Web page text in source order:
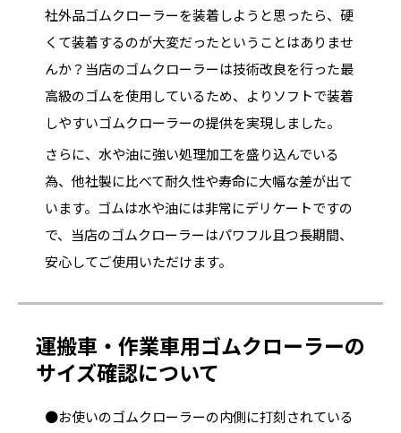
社外品ゴムクローラーを装着しようと思ったら、硬
くて装着するのが大変だったということはありませ
んか？当店のゴムクローラーは技術改良を行った最
高級のゴムを使用しているため、よりソフトで装着
しやすいゴムクローラーの提供を実現しました。
さらに、水や油に強い処理加工を盛り込んでいる
為、他社製に比べて耐久性や寿命に大幅な差が出て
います。ゴムは水や油には非常にデリケートですの
で、当店のゴムクローラーはパワフル且つ長期間、
安心してご使用いただけます。
運搬車・作業車用ゴムクローラーの
サイズ確認について
●お使いのゴムクローラーの内側に打刻されている